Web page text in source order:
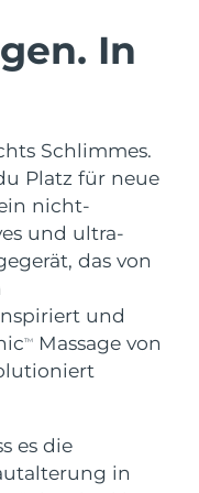
In
Schlimmes.
Platz für neue
nicht-
und ultra-
das von
und
TM
Massage von
es die
in
on-the-go
light therapy
toothbrush
sonic toothbrush
Behandlungen
Lieferung
Lieferung
Lieferung 8/11/26
Lieferung
Lieferung
Lieferung8/16/26
Lieferung